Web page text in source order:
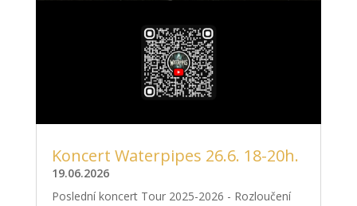
Koncert Waterpipes 26.6. 18-20h.
19.06.2026
Poslední koncert Tour 2025-2026 - Rozloučení